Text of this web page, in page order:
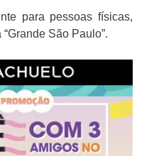
para pessoas físicas,
São Paulo”.